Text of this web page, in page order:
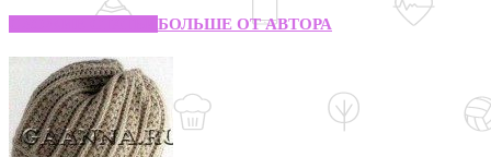
БОЛЬШЕ ОТ АВТОРА